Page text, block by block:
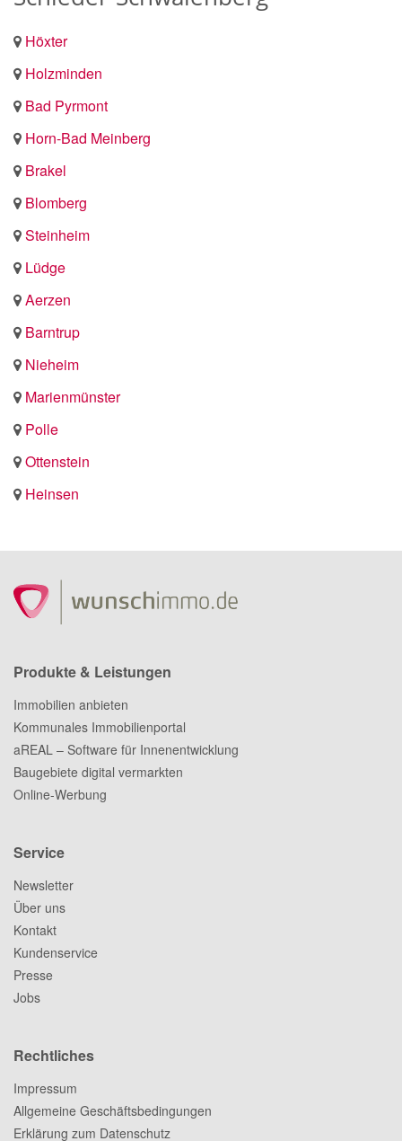
Höxter
Holzminden
Bad Pyrmont
Horn-Bad Meinberg
Brakel
Blomberg
Steinheim
Lüdge
Aerzen
Barntrup
Nieheim
Marienmünster
Polle
Ottenstein
Heinsen
Produkte & Leistungen
Immobilien anbieten
Kommunales Immobilienportal
aREAL – Software für Innenentwicklung
Baugebiete digital vermarkten
Online-Werbung
Service
Newsletter
Über uns
Kontakt
Kundenservice
Presse
Jobs
Rechtliches
Impressum
Allgemeine Geschäftsbedingungen
Erklärung zum Datenschutz